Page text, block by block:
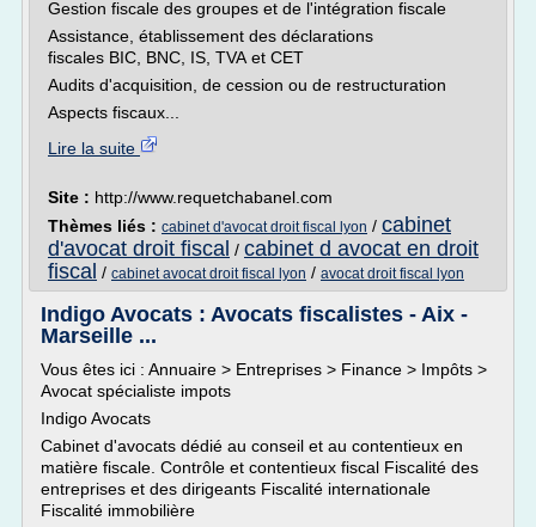
Gestion fiscale des groupes et de l'intégration fiscale
Assistance, établissement des déclarations
fiscales BIC, BNC, IS, TVA et CET
Audits d'acquisition, de cession ou de restructuration
Aspects fiscaux...
Lire la suite
Site : http://www.requetchabanel.com
Thèmes liés : cabinet d'avocat droit fiscal lyon / cabinet
d'avocat droit fiscal / cabinet d avocat en droit
fiscal / cabinet avocat droit fiscal lyon / avocat droit fiscal lyon
Indigo Avocats : Avocats fiscalistes - Aix -
Marseille ...
Vous êtes ici : Annuaire > Entreprises > Finance > Impôts >
Avocat spécialiste impots
Indigo Avocats
Cabinet d'avocats dédié au conseil et au contentieux en
matière fiscale. Contrôle et contentieux fiscal Fiscalité des
entreprises et des dirigeants Fiscalité internationale
Fiscalité immobilière